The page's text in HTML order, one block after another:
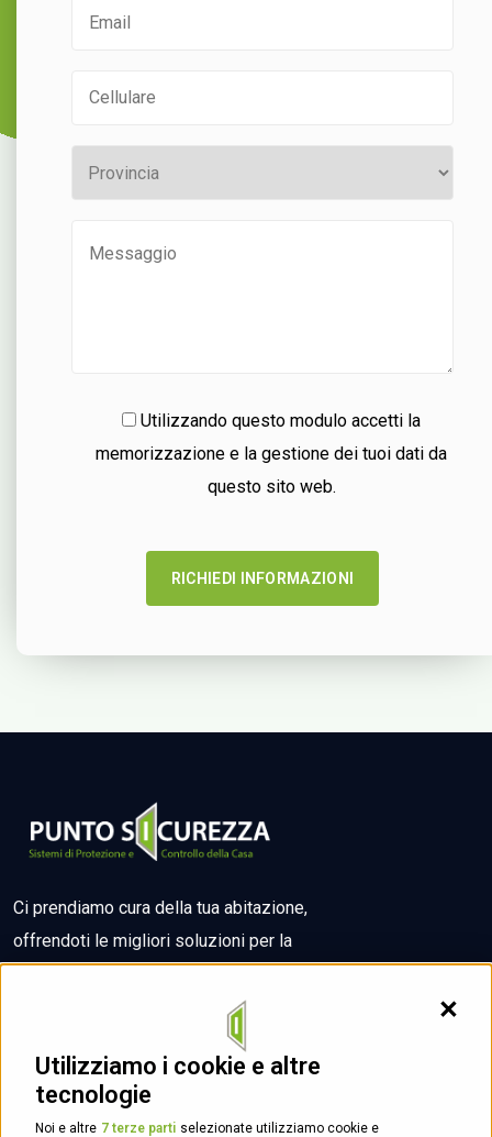
Utilizziamo i cookie e altre
tecnologie
Noi e altre 7 terze parti selezionate utilizziamo cookie e
Utilizzando questo modulo accetti la
memorizzazione e la gestione dei tuoi dati da
questo sito web.
Ci prendiamo cura della tua abitazione,
offrendoti le migliori soluzioni per la